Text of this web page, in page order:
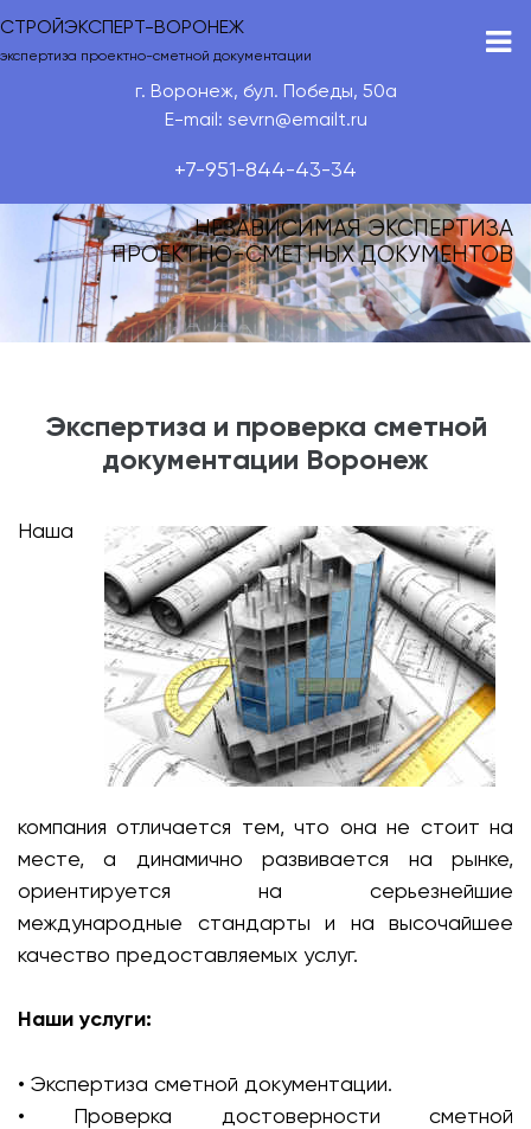
СТРОЙЭКСПЕРТ-ВОРОНЕЖ
экспертиза проектно-сметной документации
г. Воронеж, бул. Победы, 50а
E-mail: sevrn@emailt.ru
+7-951-844-43-34
НЕЗАВИСИМАЯ ЭКСПЕРТИЗА
ПРОЕКТНО-СМЕТНЫХ ДОКУМЕНТОВ
Экспертиза и проверка сметной
документации Воронеж
Наша
компания отличается тем, что она не стоит на
месте, а динамично развивается на рынке,
ориентируется на серьезнейшие
международные стандарты и на высочайшее
качество предоставляемых услуг.
Наши услуги:
• Экспертиза сметной документации.
• Проверка достоверности сметной